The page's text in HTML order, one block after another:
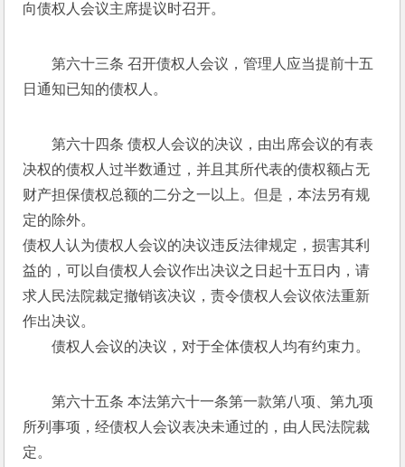
向债权人会议主席提议时召开。
第六十三条 召开债权人会议，管理人应当提前十五
日通知已知的债权人。
第六十四条 债权人会议的决议，由出席会议的有表
决权的债权人过半数通过，并且其所代表的债权额占无
财产担保债权总额的二分之一以上。但是，本法另有规
定的除外。
债权人认为债权人会议的决议违反法律规定，损害其利
益的，可以自债权人会议作出决议之日起十五日内，请
求人民法院裁定撤销该决议，责令债权人会议依法重新
作出决议。
债权人会议的决议，对于全体债权人均有约束力。
第六十五条 本法第六十一条第一款第八项、第九项
所列事项，经债权人会议表决未通过的，由人民法院裁
定。